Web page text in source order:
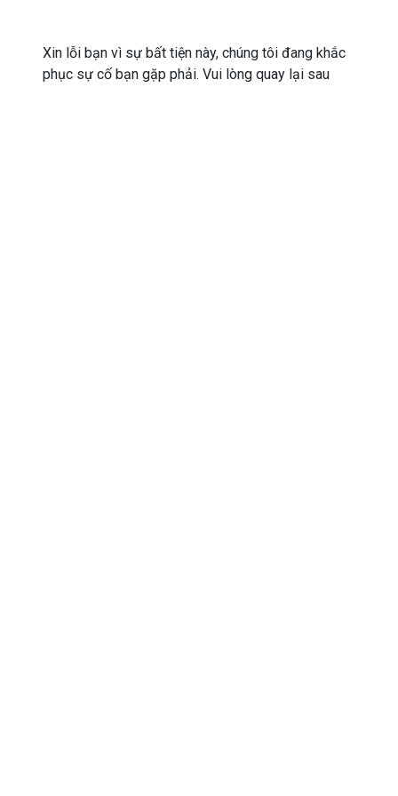
Xin lỗi bạn vì sự bất tiện này, chúng tôi đang khắc
phục sự cố bạn gặp phải. Vui lòng quay lại sau